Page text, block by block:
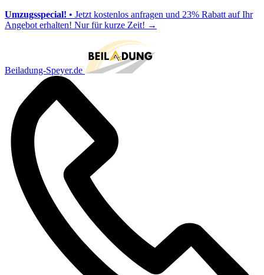
Umzugsspecial! • Jetzt kostenlos anfragen und 23% Rabatt auf Ihr
Angebot erhalten! Nur für kurze Zeit! →
Beiladung-Speyer.de